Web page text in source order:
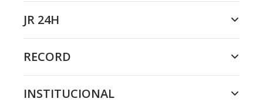
JR 24H
RECORD
INSTITUCIONAL